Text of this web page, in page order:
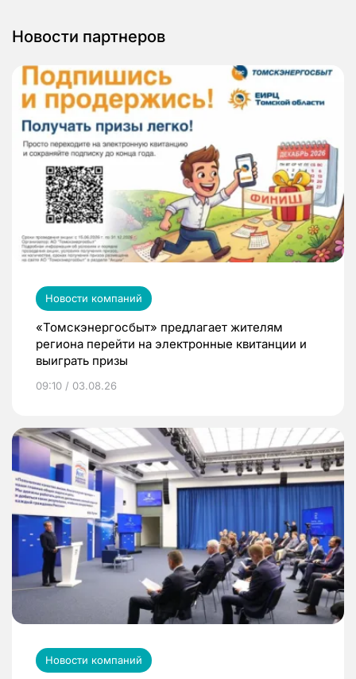
Новости партнеров
Новости компаний
«Томскэнергосбыт» предлагает жителям
региона перейти на электронные квитанции и
выиграть призы
09:10 / 03.08.26
Новости компаний